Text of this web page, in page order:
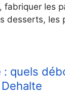
fabriquer les
desserts, les
: quels